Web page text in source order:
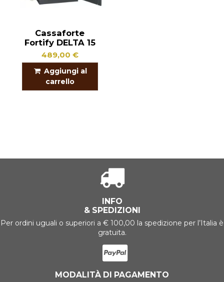
Cassaforte
Fortify DELTA 15
489,00 €
Aggiungi al
carrello
INFO
& SPEDIZIONI
Per ordini uguali o superiori a € 100,00 la spedizione per l’Italia è
gratuita.
MODALITÀ DI PAGAMENTO